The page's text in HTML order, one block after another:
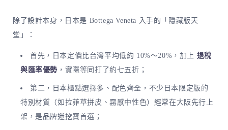
除了設計本身，日本是 Bottega Veneta 入手的「隱藏版天
堂」：
首先，日本定價比台灣平均低約 10%～20%，加上 退稅
與匯率優勢 ，實際等同打了約七五折；
第二，日本櫃點選擇多、配色齊全，不少日本限定版的
特別材質（如拉菲草拼皮、霧感中性色）經常在大阪先行上
架，是品牌迷挖寶首選；